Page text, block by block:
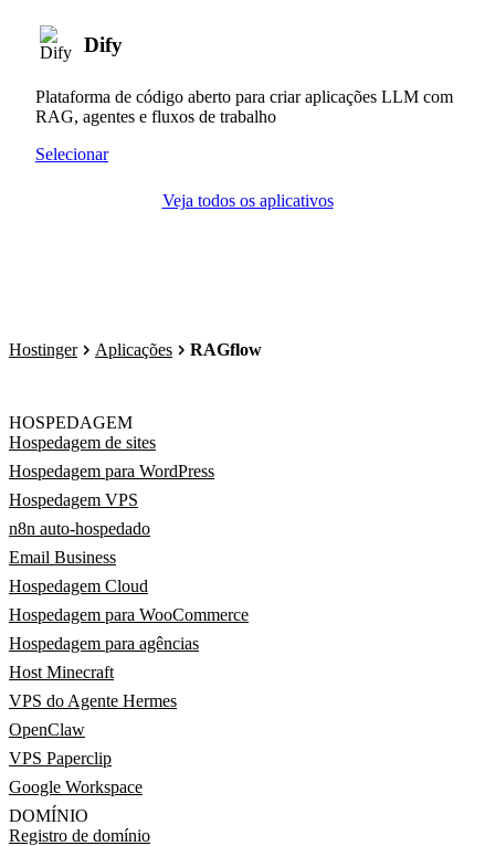
Dify
Plataforma de código aberto para criar aplicações LLM com
RAG, agentes e fluxos de trabalho
Selecionar
Veja todos os aplicativos
Hostinger Aplicações RAGflow
HOSPEDAGEM
Hospedagem de sites
Hospedagem para WordPress
Hospedagem VPS
n8n auto-hospedado
Email Business
Hospedagem Cloud
Hospedagem para WooCommerce
Hospedagem para agências
Host Minecraft
VPS do Agente Hermes
OpenClaw
VPS Paperclip
Google Workspace
DOMÍNIO
Registro de domínio